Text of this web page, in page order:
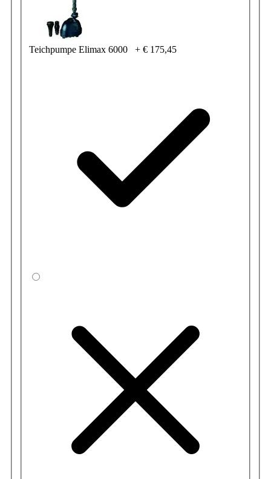
Teichpumpe Elimax 6000 + € 175,45